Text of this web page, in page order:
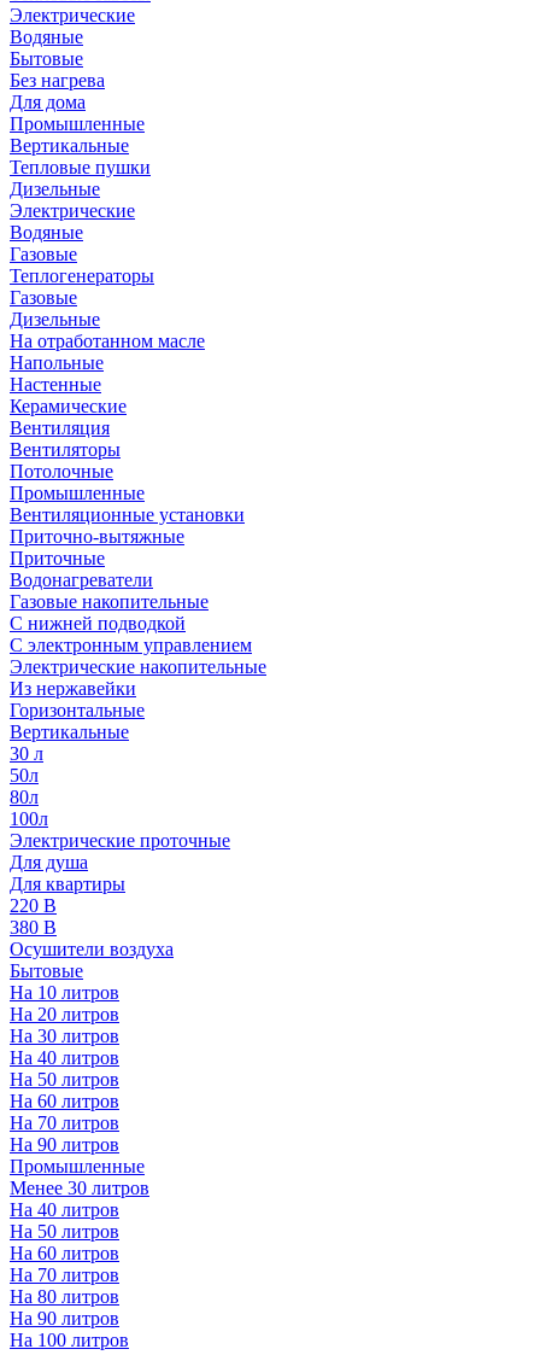
Электрические
Водяные
Бытовые
Без нагрева
Для дома
Промышленные
Вертикальные
Тепловые пушки
Дизельные
Электрические
Водяные
Газовые
Теплогенераторы
Газовые
Дизельные
На отработанном масле
Напольные
Настенные
Керамические
Вентиляция
Вентиляторы
Потолочные
Промышленные
Вентиляционные установки
Приточно-вытяжные
Приточные
Водонагреватели
Газовые накопительные
С нижней подводкой
С электронным управлением
Электрические накопительные
Из нержавейки
Горизонтальные
Вертикальные
30 л
50л
80л
100л
Электрические проточные
Для душа
Для квартиры
220 В
380 В
Осушители воздуха
Бытовые
На 10 литров
На 20 литров
На 30 литров
На 40 литров
На 50 литров
На 60 литров
На 70 литров
На 90 литров
Промышленные
Менее 30 литров
На 40 литров
На 50 литров
На 60 литров
На 70 литров
На 80 литров
На 90 литров
На 100 литров